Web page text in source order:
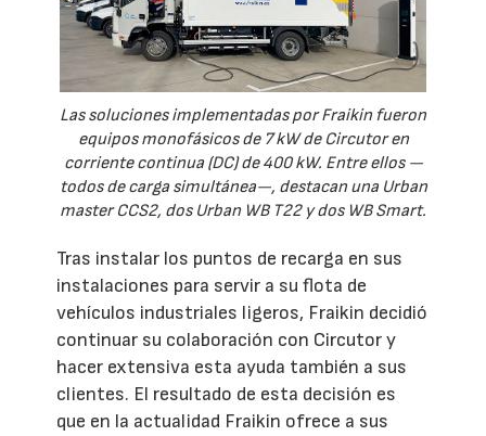
Las soluciones implementadas por Fraikin fueron
equipos monofásicos de 7 kW de Circutor en
corriente continua (DC) de 400 kW. Entre ellos —
todos de carga simultánea—, destacan una Urban
master CCS2, dos Urban WB T22 y dos WB Smart.
Tras instalar los puntos de recarga en sus
instalaciones para servir a su flota de
vehículos industriales ligeros, Fraikin decidió
continuar su colaboración con Circutor y
hacer extensiva esta ayuda también a sus
clientes. El resultado de esta decisión es
que en la actualidad Fraikin ofrece a sus